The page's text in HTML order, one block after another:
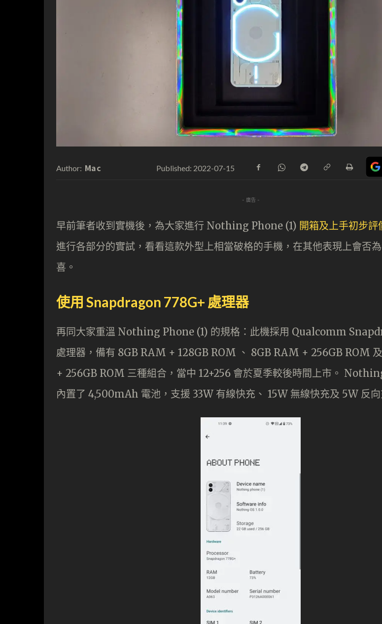
Author: Mac Published: 2022-07-15
- 廣告 -
早前筆者收到實機後，為大家進行 Nothing Phone (1) 開箱及上手初步評
進行各部分的實試，看看這款外型上相當破格的手機，在其他表現上會否
喜。
使用 Snapdragon 778G+ 處理器
再同大家重溫 Nothing Phone (1) 的規格：此機採用 Qualcomm
處理器，備有 8GB RAM + 128GB ROM 、 8GB RAM + 256GB ROM
+ 256GB ROM 三種組合，當中 12+256 會於夏季較後時間上市。
內置了 4,500mAh 電池，支援 33W 有線快充、 15W 無線快充及 5W 反向